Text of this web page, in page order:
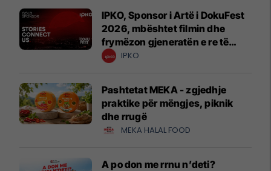
IPKO, Sponsor i Artë i DokuFest
2026, mbështet filmin dhe
frymëzon gjeneratën e re të
krijuesve
IPKO
Pashtetat MEKA - zgjedhje
praktike për mëngjes, piknik
dhe rrugë
MEKA HALAL FOOD
A po don me rrnu n’deti?